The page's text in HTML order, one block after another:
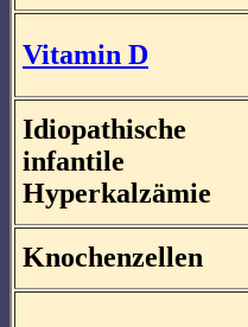
Vitamin D
Idiopathische
infantile
Hyperkalzämie
Knochenzellen